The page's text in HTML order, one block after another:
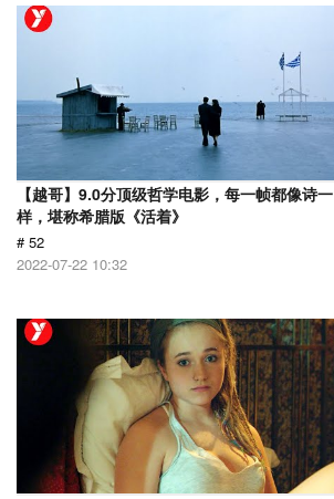
【越哥】9.0分顶级哲学电影，每一帧都像诗一
样，堪称希腊版《活着》
# 52
2022-07-22 10:32